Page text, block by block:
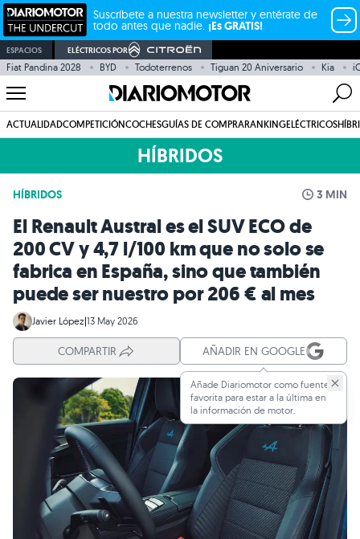
Suscríbete a nuestra newsletter y entérate de
todo antes que nadie. ¡Es GRATIS!
ESPACIOS ELÉCTRICOS POR
Fiat Pandina 2028 BYD Todoterrenos Tiguan 20 Aniversario Kia
ACTUALIDADCOMPETICIÓNCOCHESGUÍAS DE COMPRARANKINGELÉCTRICOS
HÍBRIDOS
HÍBRIDOS 3 MIN
El Renault Austral es el SUV ECO de
200 CV y 4,7 l/100 km que no solo se
fabrica en España, sino que también
puede ser nuestro por 206 € al mes
Javier López|13 May 2026
COMPARTIR AÑADIR EN GOOGLE
Añade Diariomotor como fuente
favorita para estar a la última en
la información de motor.